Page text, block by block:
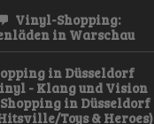
Vinyl-Shopping:
in Warschau
in Düsseldorf
- Klang und Vision
in Düsseldorf
Toys & Heroes)